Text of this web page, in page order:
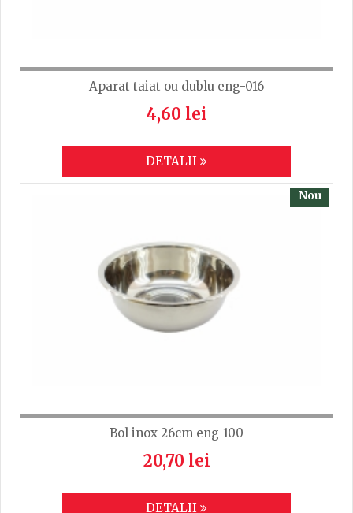
Aparat taiat ou dublu eng-016
4,60 lei
DETALII
Nou
Bol inox 26cm eng-100
20,70 lei
DETALII